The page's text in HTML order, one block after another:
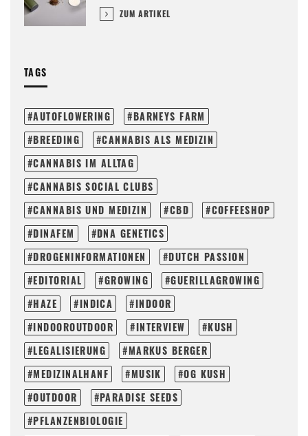
ZUM ARTIKEL
TAGS
AUTOFLOWERING
BARNEYS FARM
BREEDING
CANNABIS ALS MEDIZIN
CANNABIS IM ALLTAG
CANNABIS SOCIAL CLUBS
CANNABIS UND MEDIZIN
CBD
COFFEESHOP
DINAFEM
DNA GENETICS
DROGENINFORMATIONEN
DUTCH PASSION
EDITORIAL
GROWING
GUERILLAGROWING
HAZE
INDICA
INDOOR
INDOOROUTDOOR
INTERVIEW
KUSH
LEGALISIERUNG
MARKUS BERGER
MEDIZINALHANF
MUSIK
OG KUSH
OUTDOOR
PARADISE SEEDS
PFLANZENBIOLOGIE